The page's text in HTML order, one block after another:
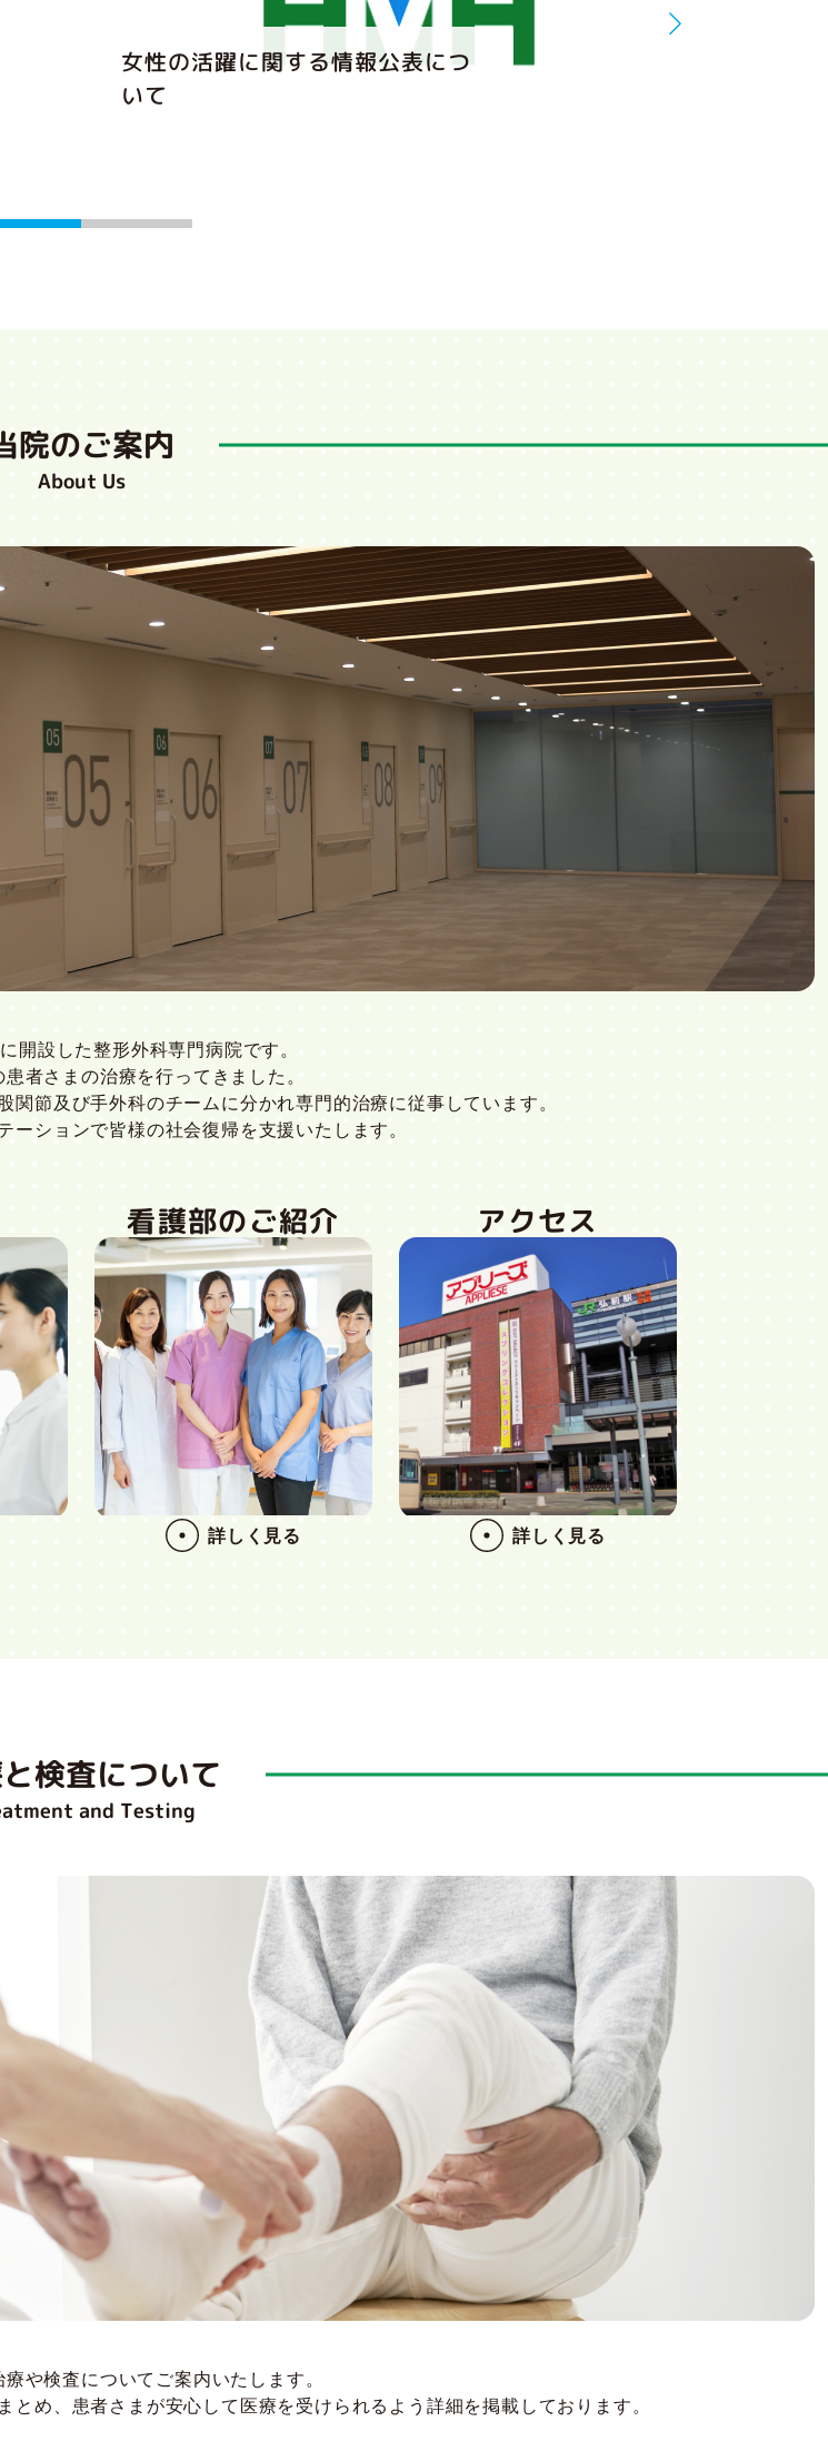
女性の活躍に関する情報公表につ
いて
院のご案内
About Us
開設した整形外科専門病院です。
者さまの治療を行ってきました。
節及び手外科のチームに分かれ専門的治療に従事しています。
ーションで皆様の社会復帰を支援いたします。
看護部のご紹介
詳しく見る
アクセス
詳しく見る
検査について
and Testing
や検査についてご案内いたします。
め、患者さまが安心して医療を受けられるよう詳細を掲載しております。